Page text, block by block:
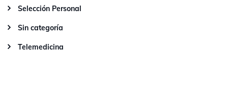
Selección Personal
Sin categoría
Telemedicina